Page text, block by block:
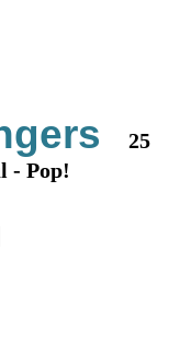
25
- Pop!